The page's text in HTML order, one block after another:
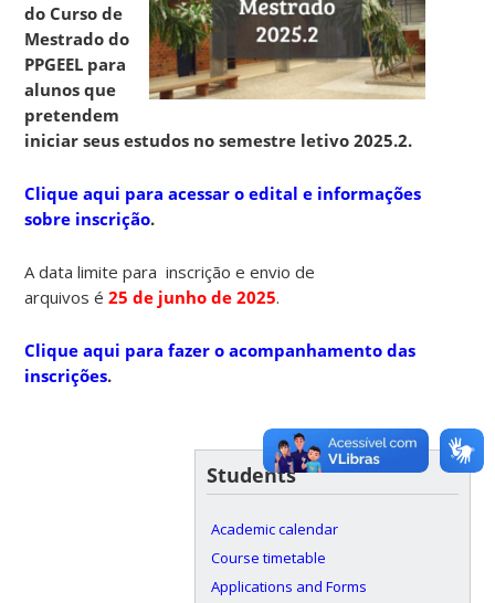
do Curso de
Mestrado do
PPGEEL para
alunos que
pretendem
iniciar seus estudos no semestre letivo 2025.2.
Clique aqui para acessar o edital e informações
sobre inscrição.
A data limite para inscrição e envio de
arquivos é25de junho de 2025.
Clique aqui para fazer o acompanhamento das
inscrições.
Students
Academic calendar
Course timetable
Applications and Forms